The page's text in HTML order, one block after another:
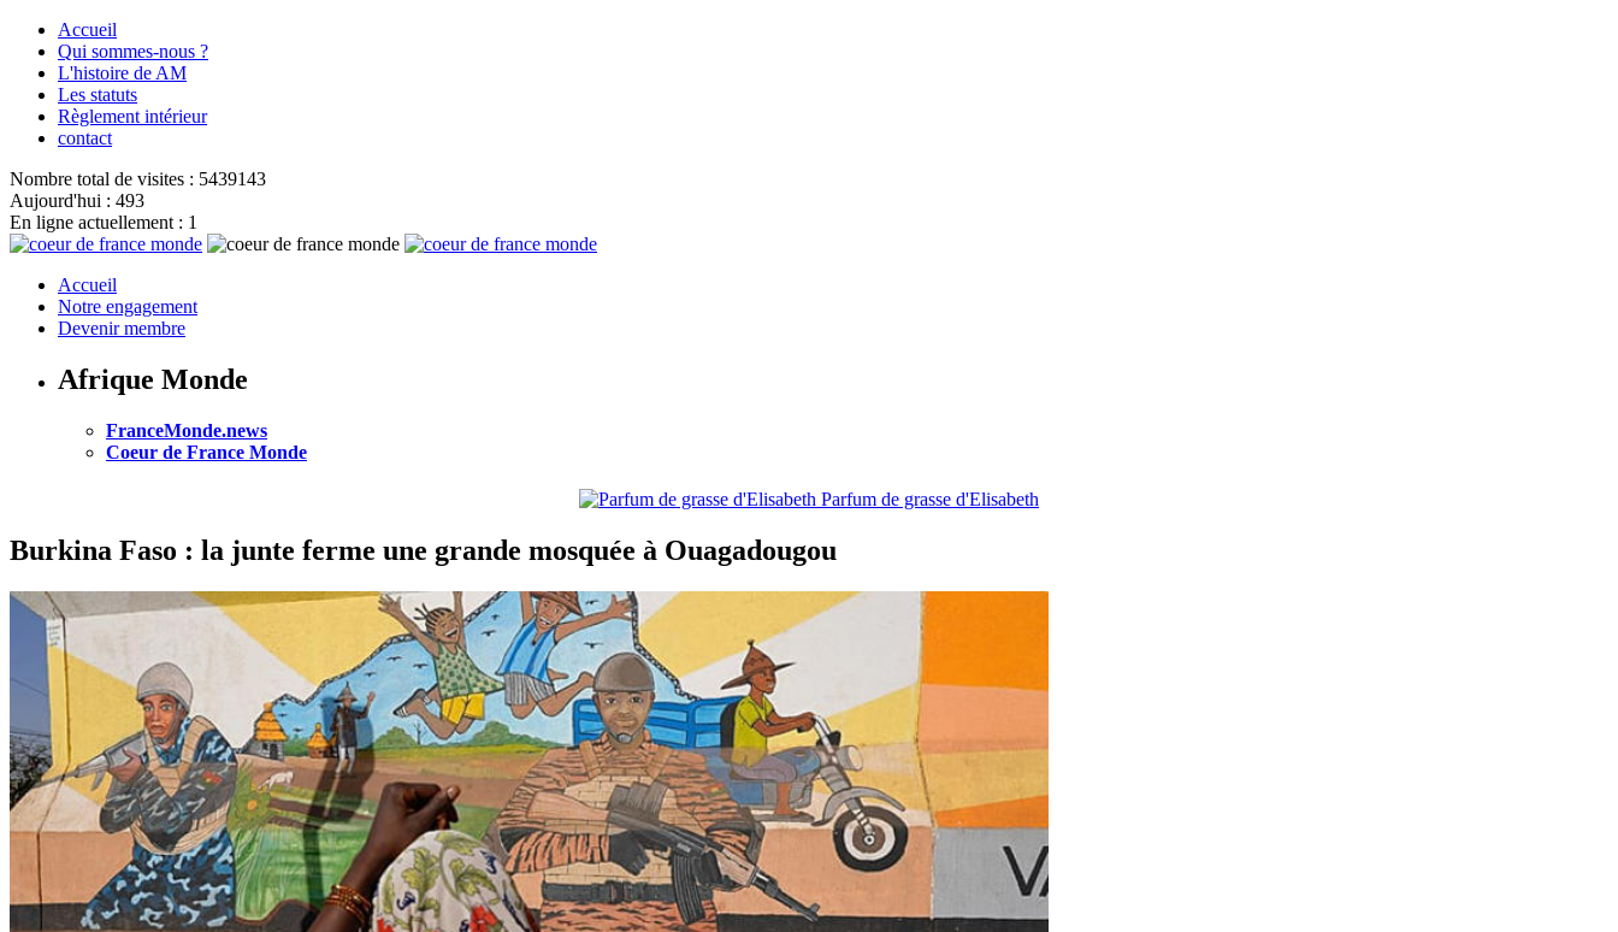
Accueil
Qui sommes-nous ?
L'histoire de AM
Les statuts
Règlement intérieur
contact
Nombre total de visites : 5439143
Aujourd'hui : 493
En ligne actuellement : 1
Accueil
Notre engagement
Devenir membre
Afrique Monde
FranceMonde.news
Coeur de France Monde
Parfum de grasse d'Elisabeth
Burkina Faso : la junte ferme une grande mosquée à Ouagadougou